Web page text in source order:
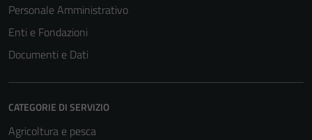
Personale Amministrativo
Enti e Fondazioni
Documenti e Dati
CATEGORIE DI SERVIZIO
Agricoltura e pesca